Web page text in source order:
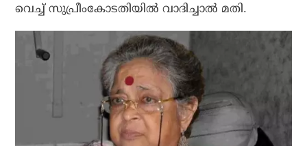
വെച്ച് സുപ്രീംകോടതിയില്‍ വാദിച്ചാല്‍ മതി.